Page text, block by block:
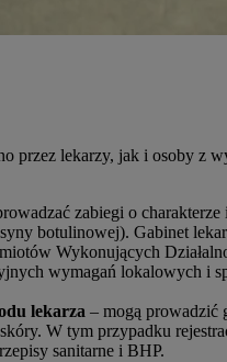
przez lekarzy, jak i osoby z
zabiegi o
botulinowej). Gabinet
Wykonujących
wymagań lokalowych i
lekarza – mogą prowadzić
W tym przypadku
sanitarne i BHP.